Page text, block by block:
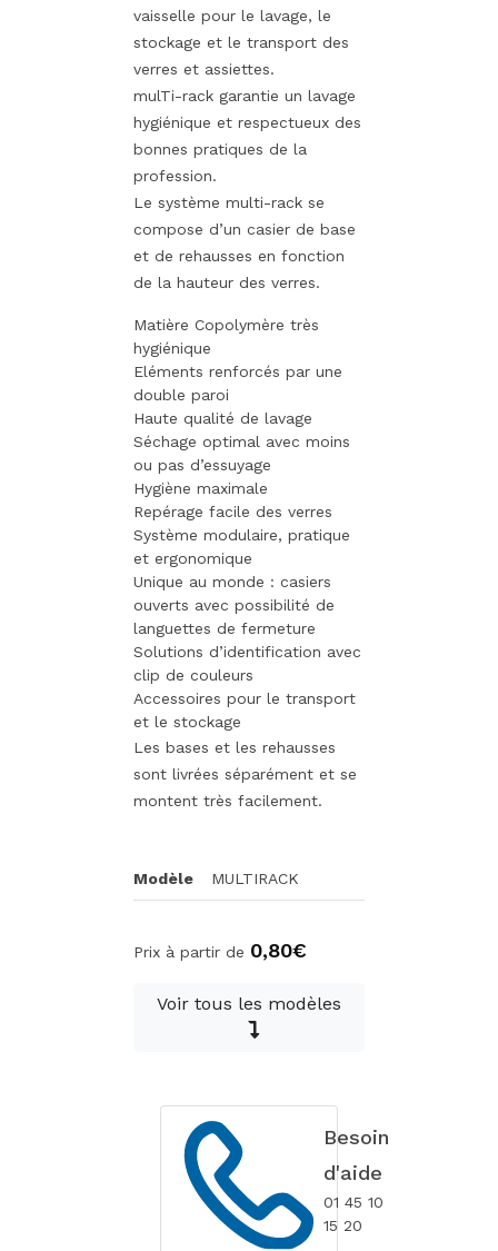
vaisselle pour le lavage, le
stockage et le transport des
verres et assiettes.
mulTi-rack garantie un lavage
hygiénique et respectueux des
bonnes pratiques de la
profession.
Le système multi-rack se
compose d’un casier de base
et de rehausses en fonction
de la hauteur des verres.
Matière Copolymère très
hygiénique
Eléments renforcés par une
double paroi
Haute qualité de lavage
Séchage optimal avec moins
ou pas d’essuyage
Hygiène maximale
Repérage facile des verres
Système modulaire, pratique
et ergonomique
Unique au monde : casiers
ouverts avec possibilité de
languettes de fermeture
Solutions d’identification avec
clip de couleurs
Accessoires pour le transport
et le stockage
Les bases et les rehausses
sont livrées séparément et se
montent très facilement.
Modèle MULTIRACK
Prix à partir de 0,80€
Voir tous les modèles
Besoin
d'aide
01 45 10
15 20